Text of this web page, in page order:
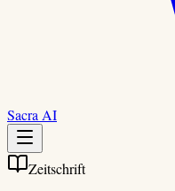
Sacra AI
Zeitschrift